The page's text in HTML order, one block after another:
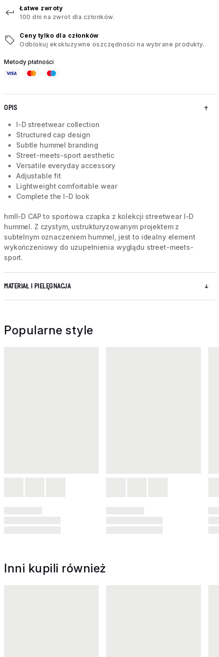
Łatwe zwroty
100 dni na zwrot dla członków.
Ceny tylko dla członków
Odblokuj ekskluzywne oszczędności na wybrane produkty.
Metody płatności
OPIS
I-D streetwear collection
Structured cap design
Subtle hummel branding
Street-meets-sport aesthetic
Versatile everyday accessory
Adjustable fit
Lightweight comfortable wear
Complete the I-D look
hmlI-D CAP to sportowa czapka z kolekcji streetwear I-D
hummel. Z czystym, ustrukturyzowanym projektem z
subtelnym oznaczeniem hummel, jest to idealny element
wykończeniowy do uzupełnienia wyglądu street-meets-
sport.
MATERIAŁ I PIELĘGNACJA
Popularne style
Inni kupili również